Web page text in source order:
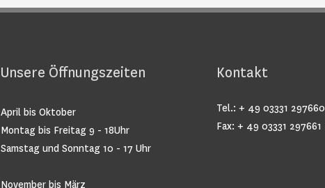
Unsere Öffnungszeiten
April bis Oktober
Montag bis Freitag 9 - 18Uhr
Samstag und Sonntag 10 - 17 Uhr
November bis März
Kontakt
Tel.: + 49 03331 297660
Fax: + 49 03331 297661